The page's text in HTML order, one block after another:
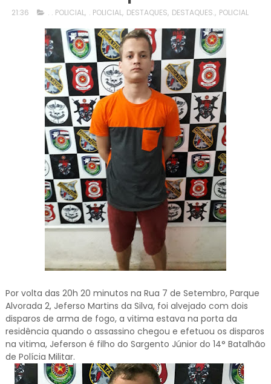
21:36 . . POLICIAL, . POLICIAL, DESTAQUES, DESTAQUES., POLICIAL
Por volta das 20h 20 minutos na Rua 7 de Setembro, Parque
Alvorada 2, Jeferso Martins da Silva, foi alvejado com dois
disparos de arma de fogo, a vitima estava na porta da
residência quando o assassino chegou e efetuou os disparos
na vitima, Jeferson é filho do Sargento Júnior do 14° Batalhão
de Polícia Militar.